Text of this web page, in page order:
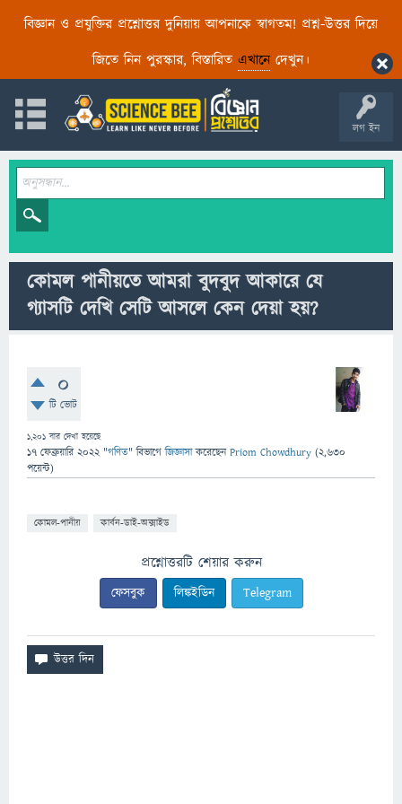
বিজ্ঞান ও প্রযুক্তির প্রশ্নোত্তর দুনিয়ায় আপনাকে স্বাগতম! প্রশ্ন-উত্তর দিয়ে
জিতে নিন পুরস্কার, বিস্তারিত এখানেদেখুন।
লগ ইন
কোমল পানীয়তে আমরা বুদবুদ আকারে যে
গ্যাসটি দেখি সেটি আসলে কেন দেয়া হয়?
0
টি ভোট
1,201 বার দেখা হয়েছে
17 ফেব্রুয়ারি 2022 "গণিত" বিভাগে জিজ্ঞাসাকরেছেনPriom Chowdhury (2,630
পয়েন্ট)
কোমল-পানীয় কার্বন-ডাই-অক্সাইড
প্রশ্নোত্তরটি শেয়ার করুন
ফেসবুক লিঙ্কইডিন Telegram